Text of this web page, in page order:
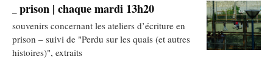
prison | chaque mardi 13h20
souvenirs concernant les ateliers d’écriture en
prison – suivi de "Perdu sur les quais (et autres
histoires)", extraits